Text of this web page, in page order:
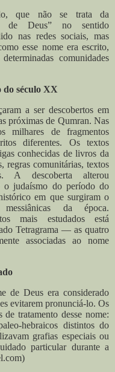
que não se trata da
de Deus” no sentido
nas redes sociais, mas
esse nome era escrito,
comunidades
do século XX
a ser descobertos em
próximas de Qumran. Nas
milhares de fragmentos
diferentes. Os textos
conhecidas de livros da
regras comunitárias, textos
A descoberta alterou
o judaísmo do período do
em que surgiram o
da época.
mais estudados está
Tetragrama — as quatro
associadas ao nome
de Deus era considerado
evitarem pronunciá-lo. Os
de tratamento desse nome:
hebraicos distintos do
grafias especiais ou
particular durante a